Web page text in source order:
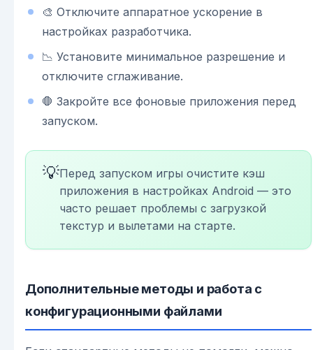
🎨 Отключите аппаратное ускорение в
настройках разработчика.
📉 Установите минимальное разрешение и
отключите сглаживание.
🛑 Закройте все фоновые приложения перед
запуском.
💡Перед запуском игры очистите кэш
приложения в настройках Android — это
часто решает проблемы с загрузкой
текстур и вылетами на старте.
Дополнительные методы и работа с
конфигурационными файлами